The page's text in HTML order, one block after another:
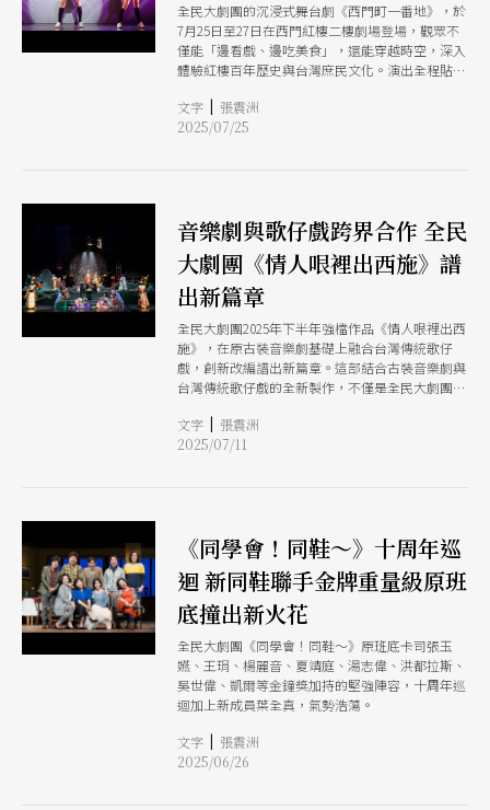
全民大劇團的沉浸式舞台劇《西門町一番地》，於
7月25日至27日在西門紅樓二樓劇場登場，觀眾不
僅能「邊看戲、邊吃美食」，還能穿越時空，深入
體驗紅樓百年歷史與台灣庶民文化。演出全程貼心
地的旅客，都能無障礙融入劇情，感受台灣故事的
魅力。
文字 | 張震洲
2025/07/25
音樂劇與歌仔戲跨界合作 全民
大劇團《情人哏裡出西施》譜
出新篇章
全民大劇團2025年下半年強檔作品《情人哏裡出西
施》，在原古裝音樂劇基礎上融合台灣傳統歌仔
戲，創新改編譜出新篇章。這部結合古裝音樂劇與
台灣傳統歌仔戲的全新製作，不僅是全民大劇團歷
正式攜手合作的里程碑。歷經五年籌備，突破種種
外在考驗與藝術挑戰，將原作重新打磨、全面升
文字 | 張震洲
2025/07/11
《同學會！同鞋～》十周年巡
迴 新同鞋聯手金牌重量級原班
底撞出新火花
全民大劇團《同學會！同鞋～》原班底卡司張玉
嬿、王琄、楊麗音、夏靖庭、湯志偉、洪都拉斯、
吳世偉、凱爾等金鐘獎加持的堅強陣容，十周年巡
迴加上新成員葉全真，氣勢浩蕩。
文字 | 張震洲
2025/06/26